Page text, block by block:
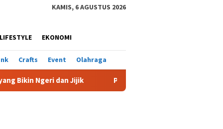
KAMIS, 6 AGUSTUS 2026
LIFESTYLE EKONOMI
Crafts Event Olahraga
Persiapan Pembentukan Forum Kemitraan Gerakan